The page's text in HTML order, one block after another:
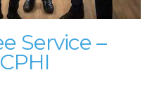
Service –